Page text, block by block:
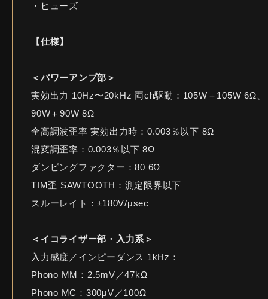
・ヒューズ
【仕様】
＜パワーアンプ部＞
実効出力 10Hz〜20kHz 両ch駆動：105W＋105W 6Ω、
90W＋90W 8Ω
全高調波歪率 実効出力時：0.003％以下 8Ω
混変調歪率：0.003％以下 8Ω
ダンピングファクター：80 6Ω
TIM歪 SAWTOOTH：測定限界以下
スルーレイト：±180V/μsec
＜イコライザー部・入力系＞
入力感度／インピーダンス 1kHz：
Phono MM：2.5mV／47kΩ
Phono MC：300μV／100Ω